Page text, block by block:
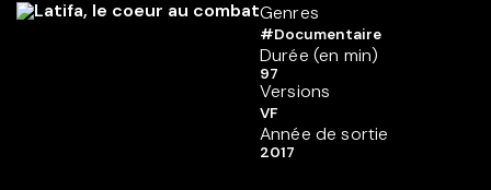
Genres
#Documentaire
Durée (en min)
97
Versions
VF
Année de sortie
2017